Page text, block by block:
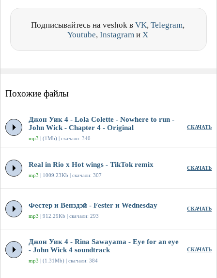
Подписывайтесь на veshok в VK, Telegram,
Youtube, Instagram и X
Похожие файлы
Джон Уик 4 - Lola Colette - Nowhere to run -
John Wick - Chapter 4 - Original
mp3 | (1Mb) | скачали: 340
СКАЧАТЬ
Real in Rio x Hot wings - TikTok remix
mp3 | 1009.23Kb | скачали: 307
СКАЧАТЬ
Фестер и Венздэй - Fester и Wednesday
mp3 | 912.29Kb | скачали: 293
СКАЧАТЬ
Джон Уик 4 - Rina Sawayama - Eye for an eye
- John Wick 4 soundtrack
mp3 | (1.31Mb) | скачали: 384
СКАЧАТЬ